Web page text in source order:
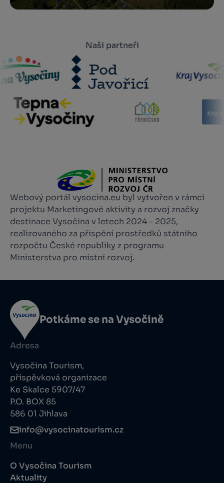
Naši partneři
Webový portál vysocina.eu byl vytvořen v rámci
projektu Marketingové aktivity a rozvoj značky
destinace Vysočina v letech 2024 – 2025,
realizovaného za přispění prostředků státního
rozpočtu České republiky z programu
Ministerstva pro místní rozvoj.
Potkáme se na Vysočině
Adresa
Vysočina Tourism,
příspěvková organizace
Ke Skalce 5907/47
P.O. BOX 85
586 01 Jihlava
info@vysocinatourism.cz
Menu
O Vysočina Tourism
Aktuality